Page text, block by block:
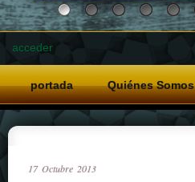
acceder
portada Quiénes Somos
17 Octubre 2013